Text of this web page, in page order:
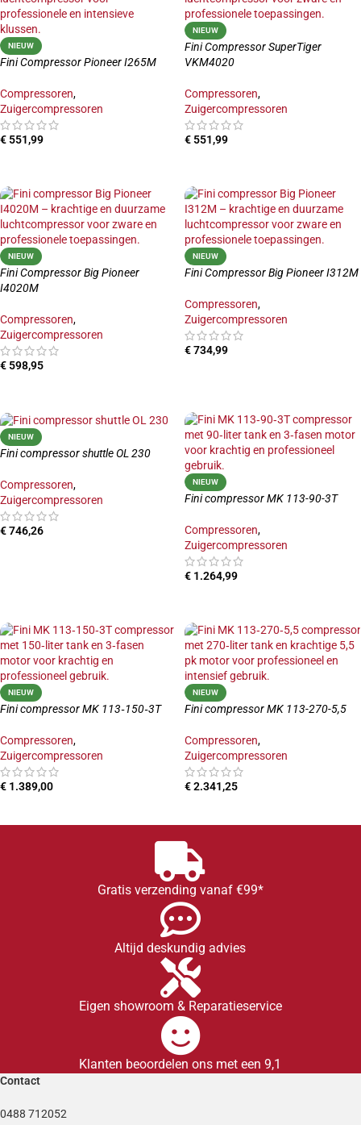
NIEUW
Fini Compressor Pioneer I265M
Compressoren,
Zuigercompressoren
€ 551,99
NIEUW
Fini Compressor SuperTiger
VKM4020
Compressoren,
Zuigercompressoren
€ 551,99
NIEUW
Fini Compressor Big Pioneer
I4020M
Compressoren,
Zuigercompressoren
€ 598,95
NIEUW
Fini Compressor Big Pioneer I312M
Compressoren,
Zuigercompressoren
€734,99
NIEUW
Fini compressor shuttle OL 230
Compressoren,
Zuigercompressoren
€746,26
NIEUW
Fini compressor MK 113-90-3T
Compressoren,
Zuigercompressoren
€ 1.264,99
NIEUW
Fini compressor MK 113‑150‑3T
Compressoren,
Zuigercompressoren
€ 1.389,00
NIEUW
Fini compressor MK 113-270-5,5
Compressoren,
Zuigercompressoren
€2.341,25
Gratis verzending vanaf €99*
Altijd deskundig advies
Eigen showroom & Reparatieservice
Klanten beoordelen ons met een 9,1
Contact
0488 712052